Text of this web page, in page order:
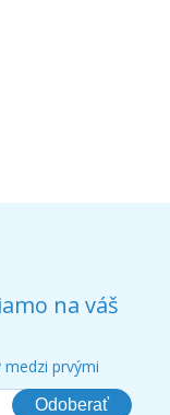
na váš
prvými
Odoberať